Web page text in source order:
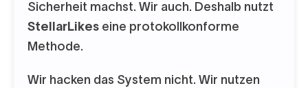
Sicherheit machst. Wir auch. Deshalb nutzt
StellarLikes eine protokollkonforme
Methode.
Wir hacken das System nicht. Wir nutzen